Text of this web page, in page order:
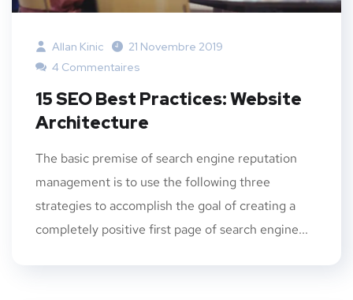
Allan Kinic
21 Novembre 2019
4 Commentaires
15 SEO Best Practices: Website
Architecture
The basic premise of search engine reputation
management is to use the following three
strategies to accomplish the goal of creating a
completely positive first page of search engine...